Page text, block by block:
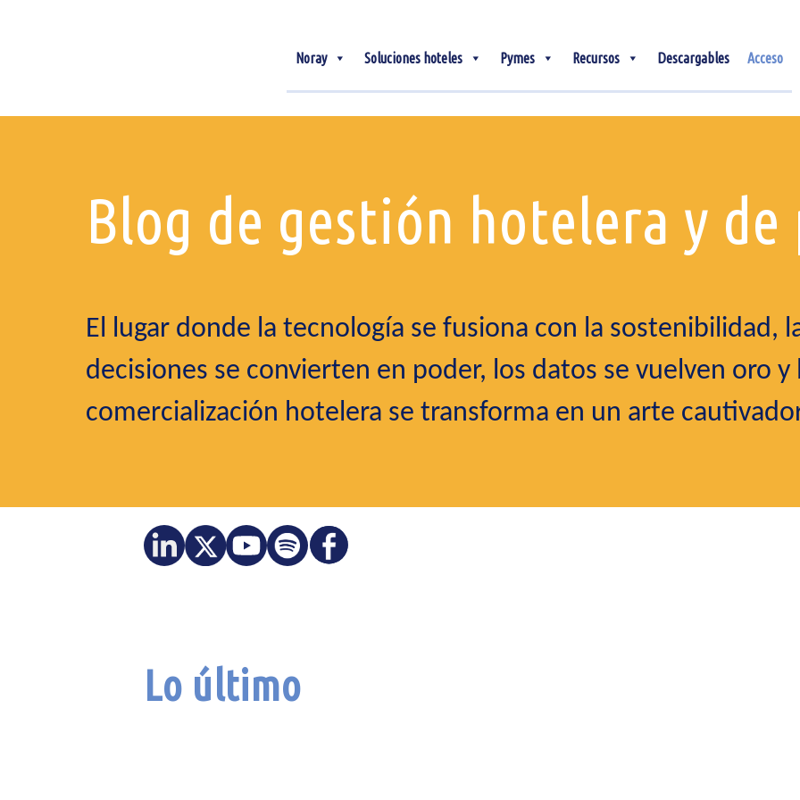
Noray Soluciones hoteles Pymes Recursos Descargables Acceso
Blog de gestión hotelera y de
El lugar donde la tecnología se fusiona con la sostenibilidad,
decisiones se convierten en poder, los datos se vuelven oro y
comercialización hotelera se transforma en un arte
Lo último